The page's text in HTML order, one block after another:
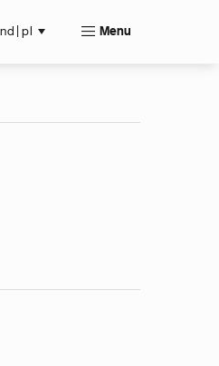
| pl Menu